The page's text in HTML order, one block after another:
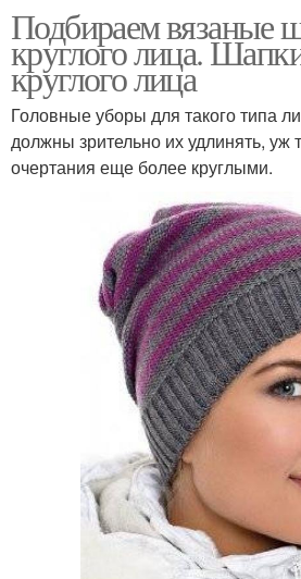
Подбираем вязаные
круглого лица.
круглого лица
Головные уборы для такого типа
должны зрительно их удлинять, уж
очертания еще более круглыми.